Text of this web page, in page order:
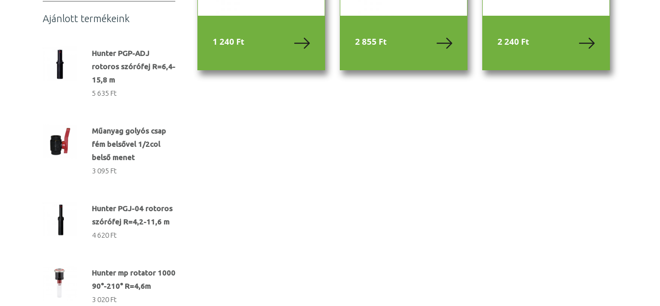
Ajánlott termékeink
Hunter PGP-ADJ
rotoros szórófej R=6,4-
15,8 m
5 635 Ft
Műanyag golyós csap
fém belsővel 1/2col
belső menet
3 095 Ft
Hunter PGJ-04 rotoros
szórófej R=4,2-11,6 m
4 620 Ft
Hunter mp rotator 1000
90°-210° R=4,6m
3 020 Ft
1 240 Ft 2 855 Ft 2 240 Ft